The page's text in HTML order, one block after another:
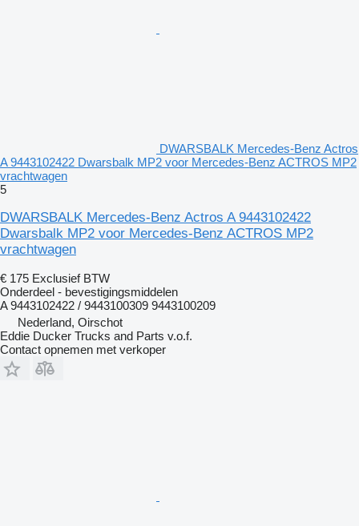
DWARSBALK Mercedes-Benz Actros
A 9443102422 Dwarsbalk MP2 voor Mercedes-Benz ACTROS MP2
vrachtwagen
5
DWARSBALK Mercedes-Benz Actros A 9443102422
Dwarsbalk MP2 voor Mercedes-Benz ACTROS MP2
vrachtwagen
€ 175 Exclusief BTW
Onderdeel - bevestigingsmiddelen
A 9443102422 / 9443100309 9443100209
Nederland, Oirschot
Eddie Ducker Trucks and Parts v.o.f.
Contact opnemen met verkoper